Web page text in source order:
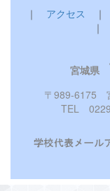
｜ アクセス ｜
｜
宮城県
〒989-6175
TEL